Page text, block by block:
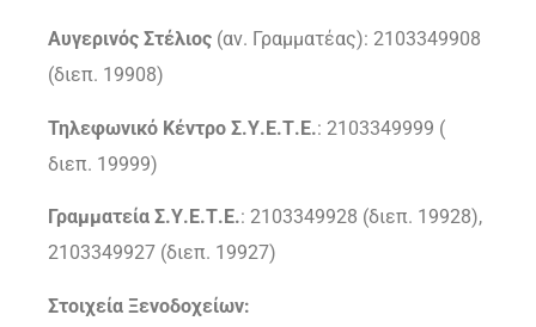
Αυγερινός Στέλιος (αν. Γραμματέας): 2103349908
(διεπ. 19908)
Τηλεφωνικό Κέντρο Σ.Υ.Ε.Τ.Ε.: 2103349999 (
διεπ. 19999)
Γραμματεία Σ.Υ.Ε.Τ.Ε.: 2103349928 (διεπ. 19928),
2103349927 (διεπ. 19927)
Στοιχεία Ξενοδοχείων: